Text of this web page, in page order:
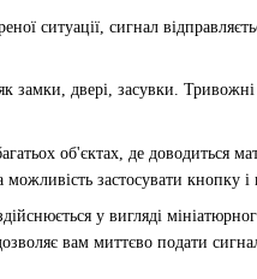
ситуації, сигнал
двері, засувки. Тривожні
об'єктах, де доводиться
застосувати кнопку і
у вигляді
вам миттєво подати